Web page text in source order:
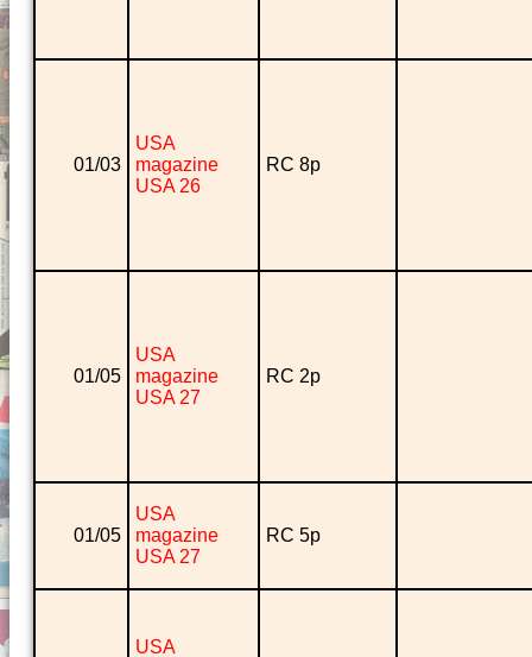
01/03
USA
magazine
USA 26
RC 8p
01/05
USA
magazine
USA 27
RC 2p
01/05
USA
magazine
USA 27
RC 5p
USA